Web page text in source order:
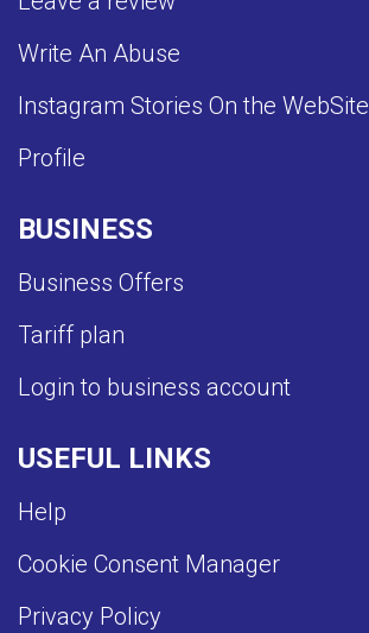
Write An Abuse
Instagram Stories On the WebSite
Profile
BUSINESS
Business Offers
Tariff plan
Login to business account
USEFUL LINKS
Help
Cookie Consent Manager
Privacy Policy